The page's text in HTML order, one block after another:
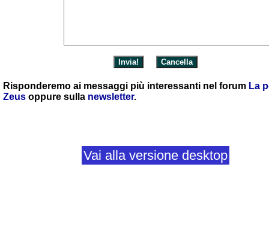
Risponderemo ai messaggi più interessanti nel forum La
Zeus oppure sulla newsletter.
Vai alla versione desktop